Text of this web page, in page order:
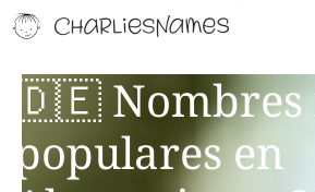
🇩🇪 Nombres
populares en